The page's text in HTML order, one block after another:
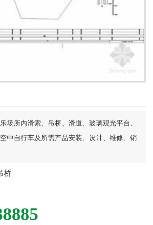
场所内滑索、吊桥、滑道、玻璃观光平台、
中自行车及所需产品安装、设计、维修、销
桥